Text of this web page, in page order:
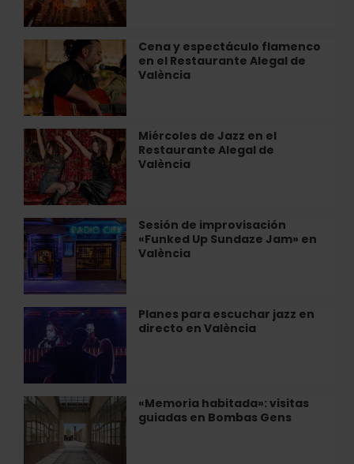
Les
Iglesia
de
los
Santos
Juanes
a
València
Cena y espectáculo flamenco
en el Restaurante Alegal de
València
y
espectáculo
flamenco
en
el
Restaurante
Alegal
de
València
Miércoles de Jazz en el
Restaurante Alegal de
València
Miércoles
de
Jazz
en
el
Restaurante
Alegal
de
València
Sesión de improvisación
«Funked Up Sundaze Jam» en
València
Sesión
de
improvisación
«Funked
Up
Sundaze
Jam»
València
Planes para escuchar jazz en
directo en València
Planes
para
escuchar
jazz
en
directo
València
«Memoria habitada»: visitas
guiadas en Bombas Gens
«Memoria
habitada»:
visitas
guiadas